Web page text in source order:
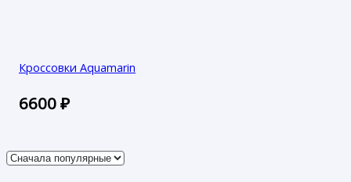
Кроссовки Aquamarin
6600₽